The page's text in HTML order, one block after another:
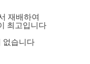
재배하여
최고입니다
없습니다